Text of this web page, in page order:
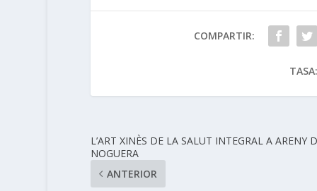
COMPARTIR:
L’ART XINÈS DE LA SALUT INTEGRAL A ARENY
NOGUERA
ANTERIOR